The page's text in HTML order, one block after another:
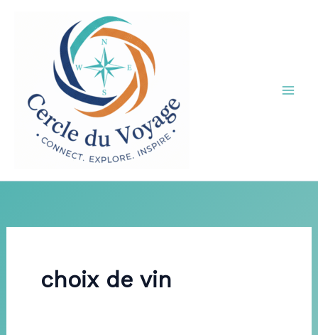
choix de vin